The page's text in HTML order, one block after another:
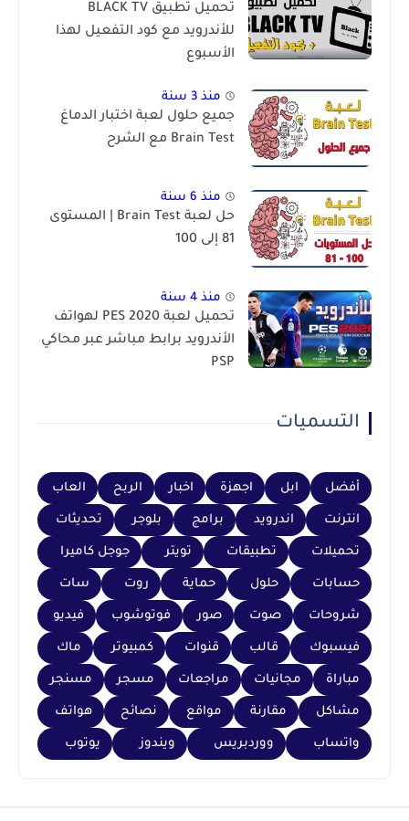
تحميل تطبيق BLACK TV
للأندرويد مع كود التفعيل لهذا
الأسبوع
منذ 3 سنة
جميع حلول لعبة اختبار الدماغ
Brain Test مع الشرح
منذ 6 سنة
حل لعبة Brain Test | المستوى
81 إلى 100
منذ 4 سنة
تحميل لعبة PES 2020 لهواتف
الأندرويد برابط مباشر عبر محاكي
PSP
التسميات
أفضل ابل اجهزة اخبار الربح العاب
انترنت اندرويد برامج بلوجر تحديثات
تحميلات تطبيقات تويتر جوجل كاميرا
حسابات حلول حماية روت سات
شروحات صوت صور فوتوشوب فيديو
فيسبوك قالب قنوات كمبيوتر ماك
مباراة مجانيات مراجعات مسجر مسنجر
مشاكل مقارنة مواقع نصائح هواتف
واتساب ووردبريس ويندوز يوتوب